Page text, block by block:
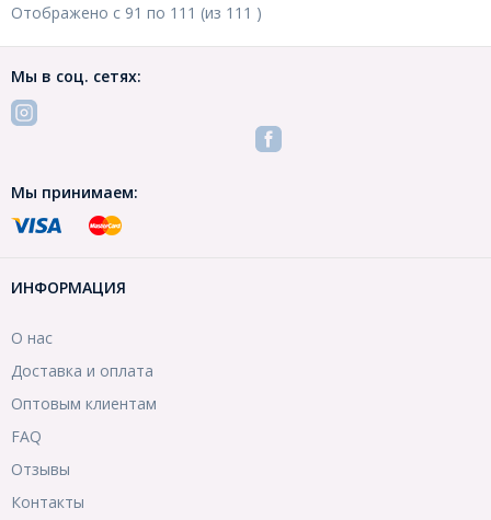
Отображено с 91 по 111 (из 111 )
Мы в соц. сетях:
Мы принимаем:
ИНФОРМАЦИЯ
О нас
Доставка и оплата
Оптовым клиентам
FAQ
Отзывы
Контакты